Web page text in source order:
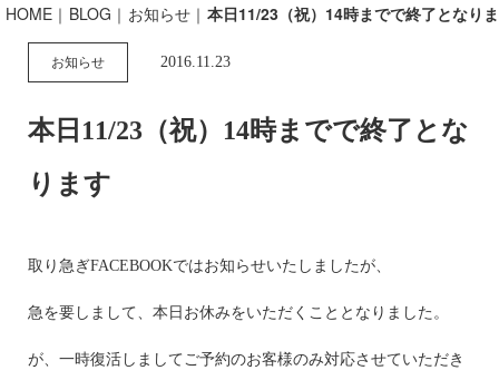
HOME BLOG お知らせ 本日11/23（祝）14時までで終了となり
お知らせ 2016.11.23
本日11/23（祝）14時までで終了とな
ります
取り急ぎFACEBOOKではお知らせいたしましたが、
急を要しまして、本日お休みをいただくこととなりました。
が、一時復活しましてご予約のお客様のみ対応させていただき